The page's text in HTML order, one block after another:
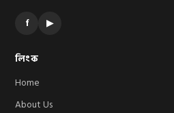
f ▶
লিংক
Home
About Us